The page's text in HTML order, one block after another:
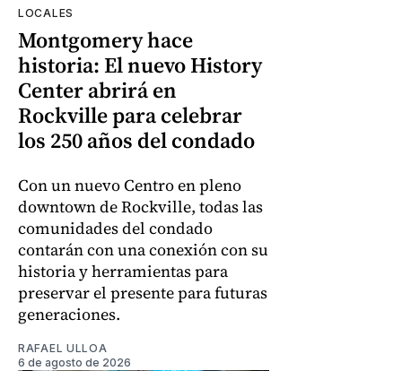
LOCALES
Montgomery hace
historia: El nuevo History
Center abrirá en
Rockville para celebrar
los 250 años del condado
Con un nuevo Centro en pleno
downtown de Rockville, todas las
comunidades del condado
contarán con una conexión con su
historia y herramientas para
preservar el presente para futuras
generaciones.
RAFAEL ULLOA
6 de agosto de 2026